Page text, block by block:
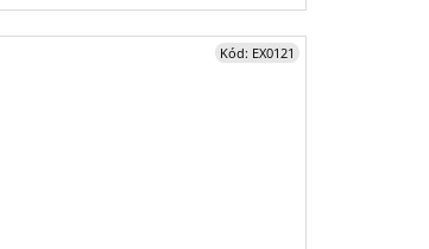
Kód: EX0121